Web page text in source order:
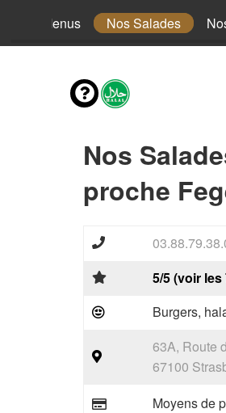
Nos Menus Nos Salades
Nos
proche
5/5 (voir les
Burgers,
63A, Route
67100
Moyens de